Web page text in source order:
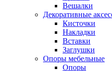
Вешалки
Декоративные
Кисточки
Накладки
Вставки
Заглушки
Опоры мебельные
Опоры